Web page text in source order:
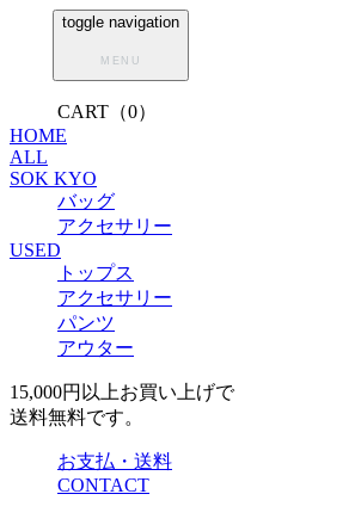
toggle navigation
MENU
CART（0）
HOME
ALL
SOK KYO
バッグ
アクセサリー
USED
トップス
アクセサリー
パンツ
アウター
15,000円以上お買い上げで
送料無料です。
お支払・送料
CONTACT